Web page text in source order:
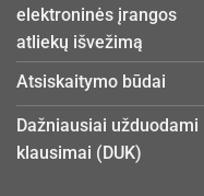
elektroninės įrangos
atliekų išvežimą
Atsiskaitymo būdai
Dažniausiai užduodami
klausimai (DUK)